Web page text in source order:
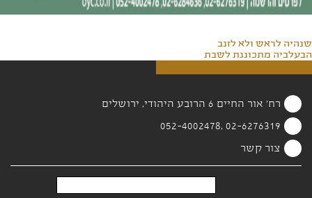
שנהיה לראש ולא לזנב
הבעלביה מתכוננת לשבת
רח' אור החיים 6 הרובע היהודי, ירושלים
02-6276319 ,052-4002478
צור קשר